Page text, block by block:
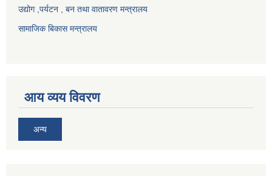
उद्योग ,पर्यटन , बन तथा वातावरण मन्त्रालय
सामाजिक बिकास मन्त्रालय
आय व्यय विवरण
अन्य